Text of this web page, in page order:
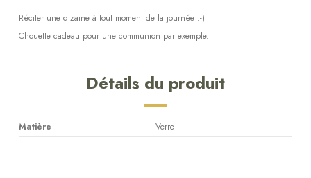
Réciter une dizaine à tout moment de la journée :-)
Chouette cadeau pour une communion par exemple.
Détails du produit
Matière Verre